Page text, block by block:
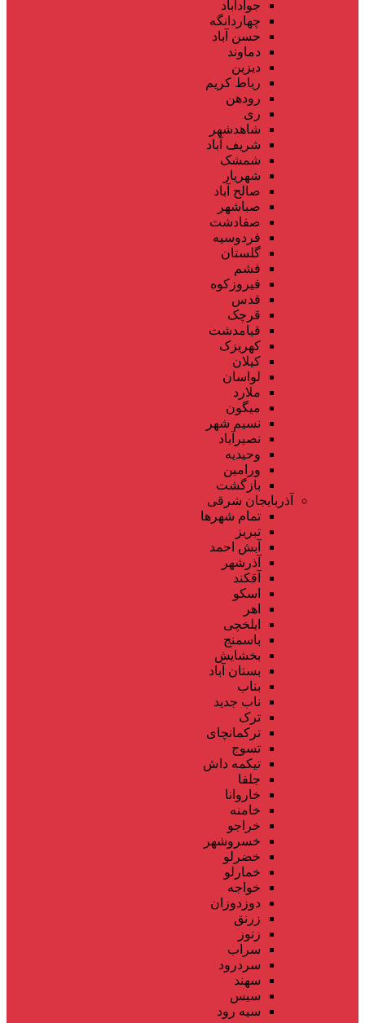
جوادآباد
چهاردانگه
حسن آباد
دماوند
دیزین
رباط کریم
رودهن
ری
شاهدشهر
شریف آباد
شمشک
شهریار
صالح آباد
صباشهر
صفادشت
فردوسیه
گلستان
فشم
فیروزکوه
قدس
قرچک
قیامدشت
کهریزک
کیلان
لواسان
ملارد
میگون
نسیم شهر
نصیرآباد
وحیدیه
ورامین
بازگشت
آذربایجان شرقی
تمام شهر‌ها
تبریز
آبش احمد
آذرشهر
آقکند
اسکو
اهر
ایلخچی
باسمنج
بخشایش
بستان آباد
بناب
ناب جدید
ترک
ترکمانچای
تسوج
تیکمه داش
جلفا
خاروانا
خامنه
خراجو
خسروشهر
خضرلو
خمارلو
خواجه
دوزدوزان
زرنق
زنوز
سراب
سردرود
سهند
سیس
سیه رود